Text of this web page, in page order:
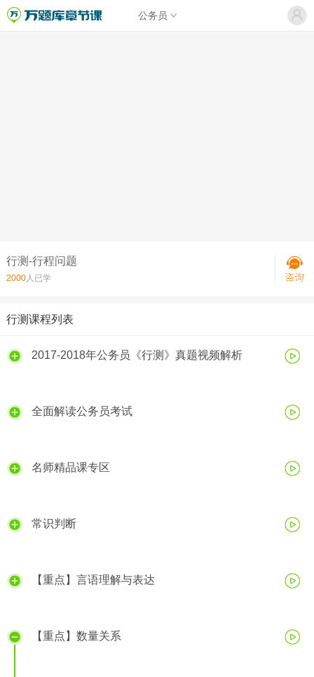
公务员
行测-行程问题
2000人已学
行测课程列表
2017-2018年公务员《行测》真题视频解析
全面解读公务员考试
名师精品课专区
常识判断
【重点】言语理解与表达
【重点】数量关系